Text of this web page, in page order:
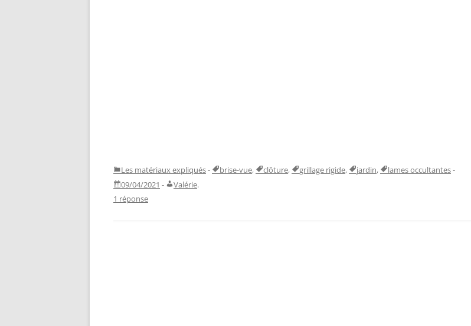
Les matériaux expliqués- brise-vue, clôture, grillage rigide, jardin, lames occultantes-
09/04/2021 - Valérie.
1 réponse